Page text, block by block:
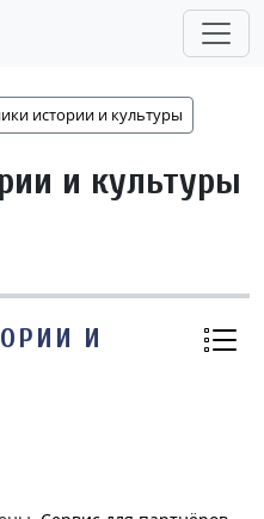
истории и культуры
и культуры
И